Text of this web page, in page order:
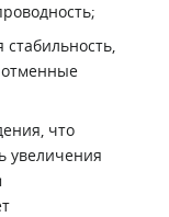
отменные
что
увеличения